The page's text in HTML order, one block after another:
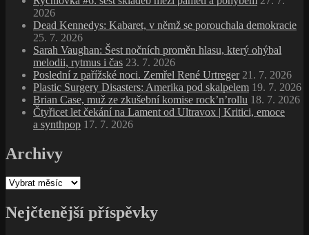
2026
Dead Kennedys: Kabaret, v němž se porouchala demokracie
25. 7. 2026
Sarah Vaughan: Šest nočních proměn hlasu, který ohýbal
melodii, rytmus i čas 23. 7. 2026
Poslední z pařížské noci. Zemřel René Urtreger 21. 7. 2026
Plastic Surgery Disasters: Amerika pod skalpelem 19. 7. 2026
Brian Case, muž ze zkušební komise rock’n’rollu 18. 7. 2026
Čtyřicet let čekání na Lament od Ultravox | Kritici, emoce
a synthpop 17. 7. 2026
Archivy
Archivy
Nejčtenější příspěvky